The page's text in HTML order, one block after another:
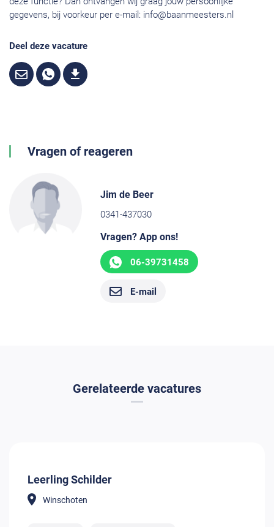
gegevens, bij voorkeur per e-mail: info@baanmeesters.nl
Deel deze vacature
Vragen of reageren
Jim de Beer
0341-437030
Vragen? App ons!
06-39731458
E-mail
Gerelateerde vacatures
Leerling Schilder
Winschoten